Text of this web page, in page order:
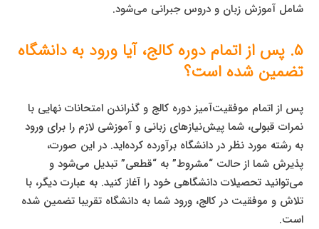
شامل آموزش زبان و دروس جبرانی می‌شود.
۵. پس از اتمام دوره کالج، آیا ورود به دانشگاه
تضمین شده است؟
پس از اتمام موفقیت‌آمیز دوره کالج و گذراندن امتحانات نهایی با
نمرات قبولی، شما پیش‌نیازهای زبانی و آموزشی لازم را برای ورود
به رشته مورد نظر در دانشگاه برآورده کرده‌اید. در این صورت،
پذیرش شما از حالت “مشروط” به “قطعی” تبدیل می‌شود و
می‌توانید تحصیلات دانشگاهی خود را آغاز کنید. به عبارت دیگر، با
تلاش و موفقیت در کالج، ورود شما به دانشگاه تقریبا تضمین شده
است.